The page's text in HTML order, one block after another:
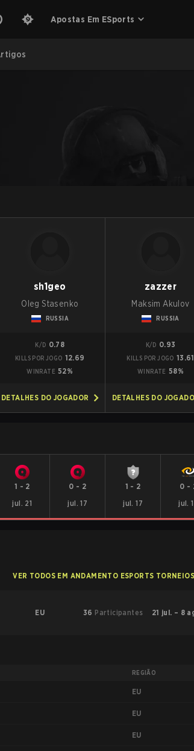
Apostas Em ESports
sh1geo
Oleg Stasenko
RUSSIA
K/D 0.78
KILLS POR JOGO 12.69
WINRATE 52%
DETALHES DO JOGADOR
zazzer
Maksim Akulov
RUSSIA
K/D 0.93
KILLS POR JOGO 13.61
WINRATE 58%
DETALHES DO
1 - 2
jul. 21
0 - 2
jul. 17
1 - 2
jul. 17
0 -
jul.
VER TODOS EM ANDAMENTO ESPORTS TORNEIOS
EU 36 Participantes 21 jul. – 8
REGIÃO
EU
EU
EU